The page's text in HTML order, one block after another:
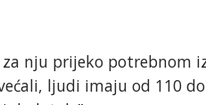
za nju prijeko potrebnom
ljudi imaju od 110